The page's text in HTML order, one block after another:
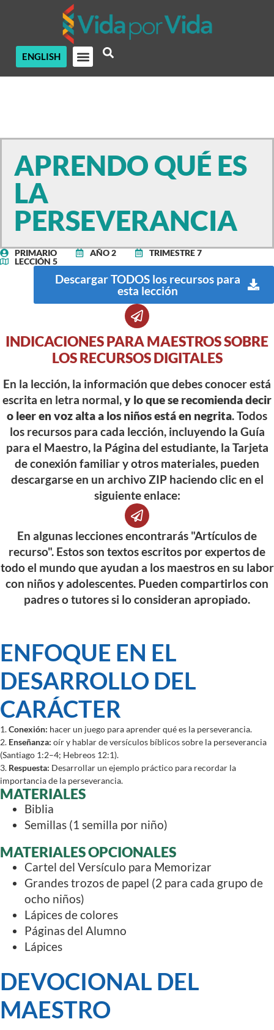
ENGLISH
APRENDO QUÉ ES
LA
PERSEVERANCIA
PRIMARIO AÑO 2
TRIMESTRE 7
LECCIÓN 5
Descargar TODOS los recursos para
esta lección
INDICACIONES PARA MAESTROS SOBRE
LOS RECURSOS DIGITALES
En la lección, la información que debes conocer está
escrita en letra normal,y lo que se recomienda decir
o leer en voz alta a los niños está en negrita. Todos
los recursos para cada lección, incluyendo la Guía
para el Maestro, la Página del estudiante, la Tarjeta
de conexión familiar y otros materiales, pueden
descargarse en un archivo ZIP haciendo clic en el
siguiente enlace:
En algunas lecciones encontrarás "Artículos de
recurso". Estos son textos escritos por expertos de
todo el mundo que ayudan a los maestros en su labor
con niños y adolescentes. Pueden compartirlos con
padres o tutores si lo consideran apropiado.
ENFOQUE EN EL
DESARROLLO DEL
CARÁCTER
1.Conexión: hacer un juego para aprender qué es la perseverancia.
2. Enseñanza: oír y hablar de versículos bíblicos sobre la perseverancia
(Santiago 1:2–4; Hebreos 12:1).
3. Respuesta: Desarrollar un ejemplo práctico para recordar la
importancia de la perseverancia.
MATERIALES
Biblia
Semillas (1 semilla por niño)
MATERIALES OPCIONALES
Cartel del Versículo para Memorizar
Grandes trozos de papel (2 para cada grupo de
ocho niños)
Lápices de colores
Páginas del Alumno
Lápices
DEVOCIONAL DEL
MAESTRO